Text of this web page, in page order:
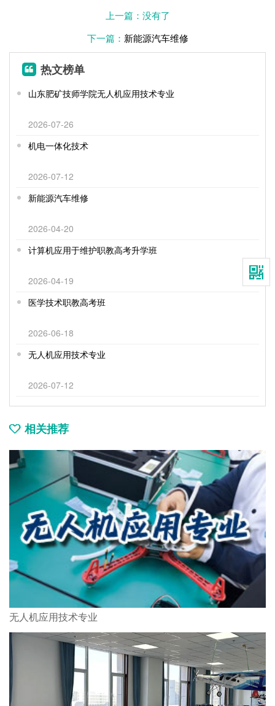
上一篇：没有了
下一篇： 新能源汽车维修
热文榜单
山东肥矿技师学院无人机应用技术专业
2026-07-26
机电一体化技术
2026-07-12
新能源汽车维修
2026-04-20
计算机应用于维护职教高考升学班
2026-04-19
医学技术职教高考班
2026-06-18
无人机应用技术专业
2026-07-12
相关推荐
无人机应用技术专业